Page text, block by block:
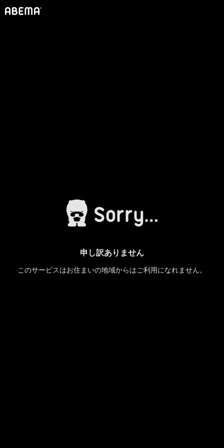
申し訳ありません
このサービスはお住まいの地域からはご利用になれません。